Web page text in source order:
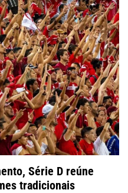
Série D reúne
tradicionais